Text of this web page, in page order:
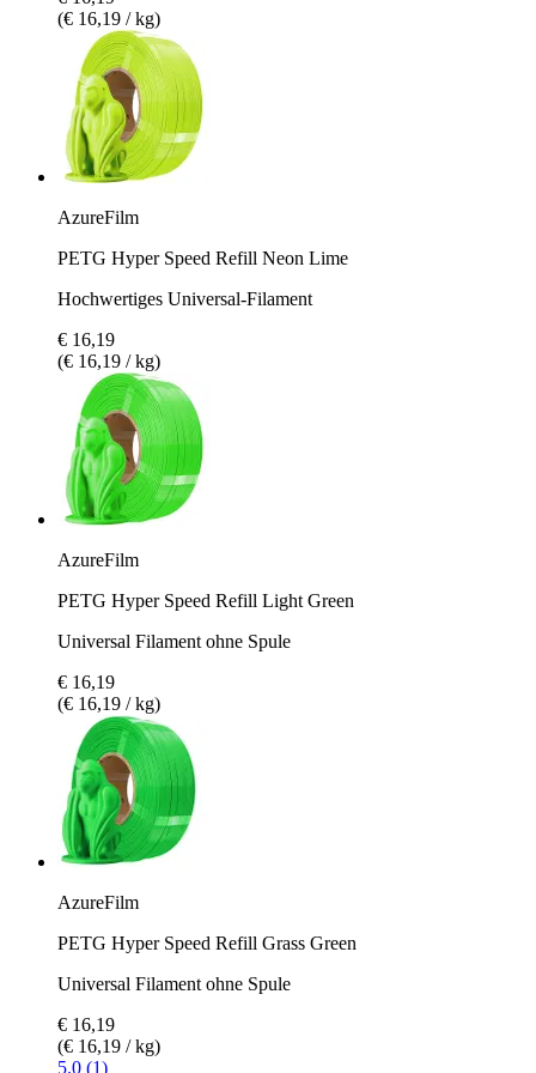
(€ 16,19 / kg)
AzureFilm
PETG Hyper Speed Refill Neon Lime
Hochwertiges Universal-Filament
€ 16,19
(€ 16,19 / kg)
AzureFilm
PETG Hyper Speed Refill Light Green
Universal Filament ohne Spule
€ 16,19
(€ 16,19 / kg)
AzureFilm
PETG Hyper Speed Refill Grass Green
Universal Filament ohne Spule
€ 16,19
(€ 16,19 / kg)
5.0 (1)